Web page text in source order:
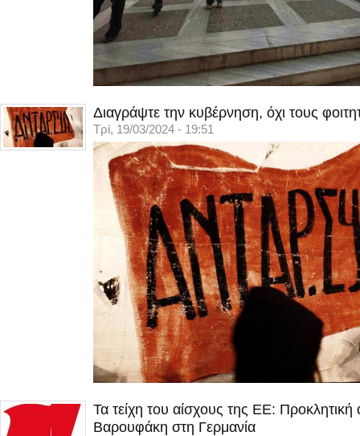
Διαγράψτε την κυβέρνηση, όχι τους
Τρί, 19/03/2024 - 19:51
Τα τείχη του αίσχους της ΕΕ:
Βαρουφάκη στη Γερμανία